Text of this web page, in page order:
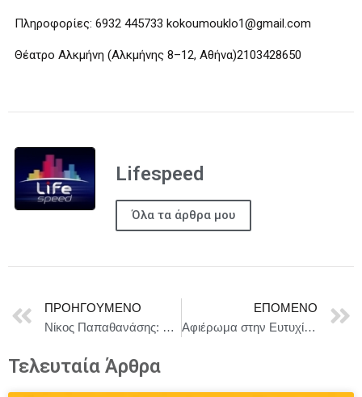
Πληροφορίες: 6932 445733 kokoumouklo1@gmail.com
Θέατρο Αλκμήνη (Αλκμήνης 8–12, Αθήνα)2103428650
Lifespeed
Όλα τα άρθρα μου
ΠΡΟΗΓΟΎΜΕΝΟ
Νίκος Παπαθανάσης: Έγκριση Περιφερειακών Προγραμμάτων Ανάπτυξης Κεντρικής Μακεδονίας, Πελοποννήσου και Βορείου Αιγαίου
ΕΠΌΜΕΝΟ
Αφιέρωμα στην Ευτυχία Παπαγιαννοπούλου από τον Γιώργο Αλτή «Τα τραγούδια της Ευτυχίας» Τετάρτη 4, 11, 18 και 25 Φεβρουαρίου
Τελευταία Άρθρα